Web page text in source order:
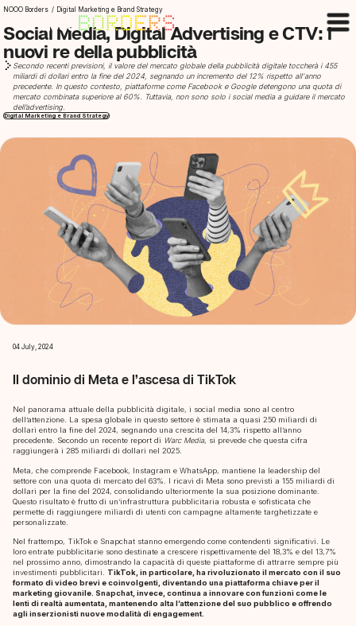
NOOO Borders / Digital Marketing e Brand Strategy
Social Media, Digital Advertising e CTV: i
nuovi re della pubblicità
Secondo recenti previsioni, il valore del mercato globale della pubblicità digitale toccherà i 455
miliardi di dollari entro la fine del 2024, segnando un incremento del 12% rispetto all'anno
precedente. In questo contesto, piattaforme come Facebook e Google detengono una quota di
mercato combinata superiore al 60%. Tuttavia, non sono solo i social media a guidare il mercato
dell’advertising.
Digital Marketing e Brand Strategy
04 July, 2024
Il dominio di Meta e l’ascesa di TikTok
Nel panorama attuale della pubblicità digitale, i social media sono al centro
dell’attenzione. La spesa globale in questo settore è stimata a quasi 250 miliardi di
dollari entro la fine del 2024, segnando una crescita del 14,3% rispetto all’anno
precedente. Secondo un recente report di Warc Media, si prevede che questa cifra
raggiungerà i 285 miliardi di dollari nel 2025.
Meta, che comprende Facebook, Instagram e WhatsApp, mantiene la leadership del
settore con una quota di mercato del 63%. I ricavi di Meta sono previsti a 155 miliardi di
dollari per la fine del 2024, consolidando ulteriormente la sua posizione dominante.
Questo risultato è frutto di un’infrastruttura pubblicitaria robusta e sofisticata che
permette di raggiungere miliardi di utenti con campagne altamente targhetizzate e
personalizzate.
Nel frattempo, TikTok e Snapchat stanno emergendo come contendenti significativi. Le
loro entrate pubblicitarie sono destinate a crescere rispettivamente del 18,3% e del 13,7%
nel prossimo anno, dimostrando la capacità di queste piattaforme di attrarre sempre più
investimenti pubblicitari. TikTok, in particolare, ha rivoluzionato il mercato con il suo
formato di video brevi e coinvolgenti, diventando una piattaforma chiave per il
marketing giovanile. Snapchat, invece, continua a innovare con funzioni come le
lenti di realtà aumentata, mantenendo alta l’attenzione del suo pubblico e offrendo
agli inserzionisti nuove modalità di engagement.